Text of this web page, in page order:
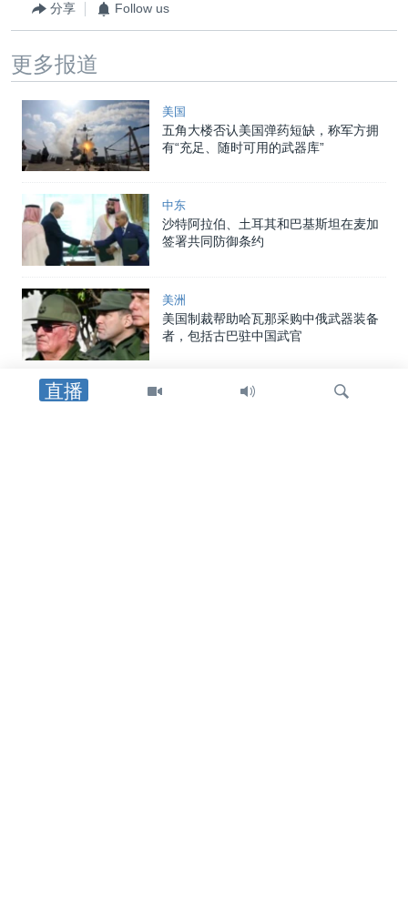
直播
分享 Follow us
更多报道
美国
五角大楼否认美国弹药短缺，称军方拥
有“充足、随时可用的武器库”
中东
沙特阿拉伯、土耳其和巴基斯坦在麦加
签署共同防御条约
美洲
美国制裁帮助哈瓦那采购中俄武器装备
者，包括古巴驻中国武官